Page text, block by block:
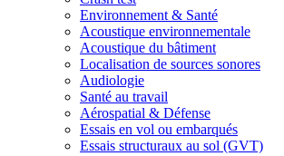
Environnement & Santé
Acoustique environnementale
Acoustique du bâtiment
Localisation de sources sonores
Audiologie
Santé au travail
Aérospatial & Défense
Essais en vol ou embarqués
Essais structuraux au sol (GVT)